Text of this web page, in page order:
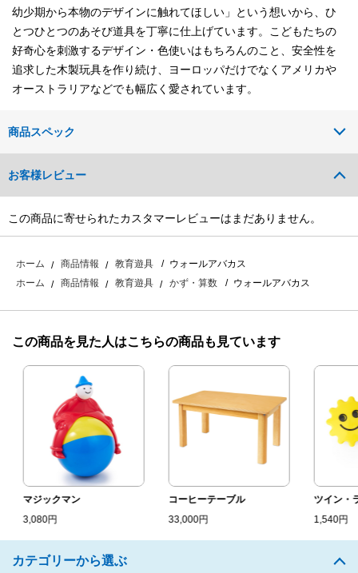
幼少期から本物のデザインに触れてほしい」という想いから、ひ
とつひとつのあそび道具を丁寧に仕上げています。こどもたちの
好奇心を刺激するデザイン・色使いはもちろんのこと、安全性を
追求した木製玩具を作り続け、ヨーロッパだけでなくアメリカや
オーストラリアなどでも幅広く愛されています。
商品スペック
お客様レビュー
この商品に寄せられたカスタマーレビューはまだありません。
ホーム 商品情報 教育遊具
ウォールアバカス
ホーム
商品情報 教育遊具 かず・算数 ウォールアバカス
この商品を見た人はこちらの商品も見ています
マジックマン
3,080円
コーヒーテーブル
33,000円
ツイン・ラ
1,540円
カテゴリーから選ぶ